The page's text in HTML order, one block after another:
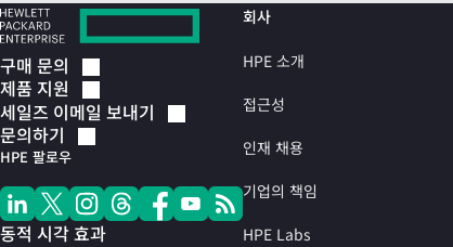
구매 문의
제품 지원
세일즈 이메일 보내기
문의하기
HPE 팔로우
동적 시각 효과
회사
HPE 소개
접근성
인재 채용
기업의 책임
HPE Labs